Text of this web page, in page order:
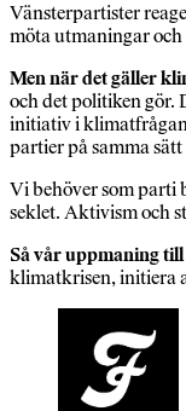
Vänsterpartister
möta utmaningar
Men när det gäller
och det politiken gör.
initiativ i
partier på samma
Vi behöver som parti
seklet. Aktivism och
Så vår uppmaning
klimatkrisen, initiera